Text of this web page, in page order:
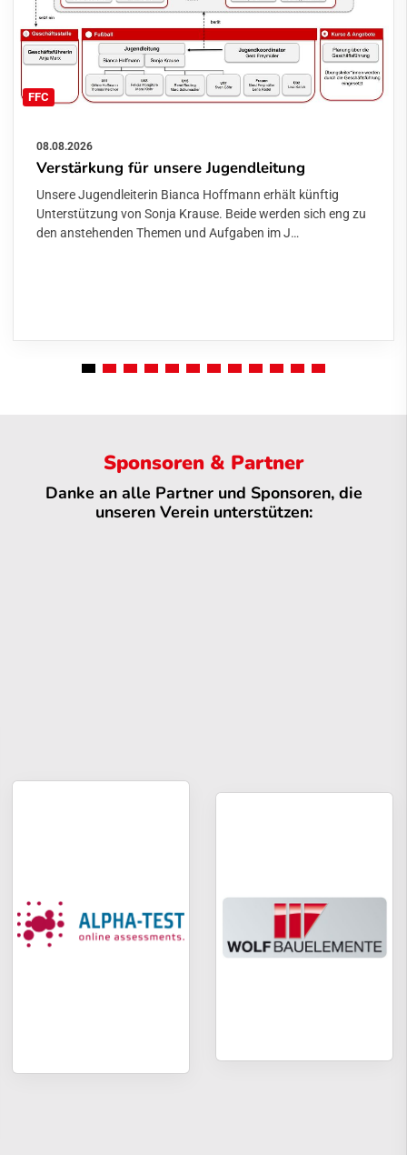
FFC
08.08.2026
Verstärkung für unsere Jugendleitung
Unsere Jugendleiterin Bianca Hoffmann erhält künftig
Unterstützung von Sonja Krause. Beide werden sich eng zu
den anstehenden Themen und Aufgaben im J…
Sponsoren & Partner
Danke an alle Partner und Sponsoren, die
unseren Verein unterstützen: